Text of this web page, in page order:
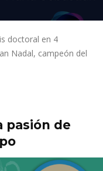
doctoral en 4
Nadal, campeón del
pasión de